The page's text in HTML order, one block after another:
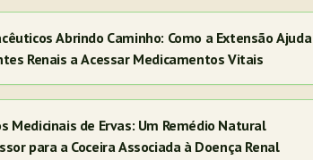
Abrindo Caminho: Como a Extensão Ajuda
Renais a Acessar Medicamentos Vitais
Medicinais de Ervas: Um Remédio Natural
para a Coceira Associada à Doença Renal